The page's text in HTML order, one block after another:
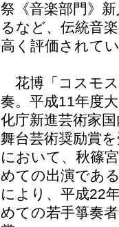
祭《音楽部門》
るなど、伝統音
高く評価されて
花博「コスモス
奏。平成11年度
化庁新進芸術家
舞台芸術奨励賞
において、秋篠
めての出演であ
により、平成22
めての若手箏奏